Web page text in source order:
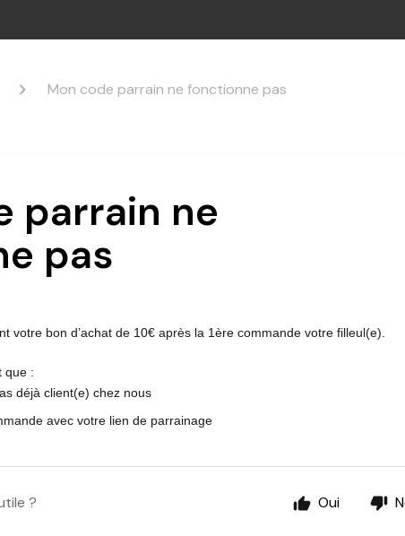
Mon code parrain ne fonctionne pas
parrain ne
pas
votre bon d’achat de 10€ après la 1ère commande votre filleul(e).
que :
déjà client(e) chez nous
avec votre lien de parrainage
? Oui